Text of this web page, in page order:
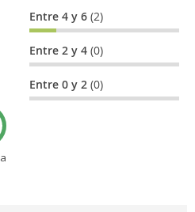
Entre 4 y 6(2)
Entre 2 y 4(0)
Entre 0 y 2(0)